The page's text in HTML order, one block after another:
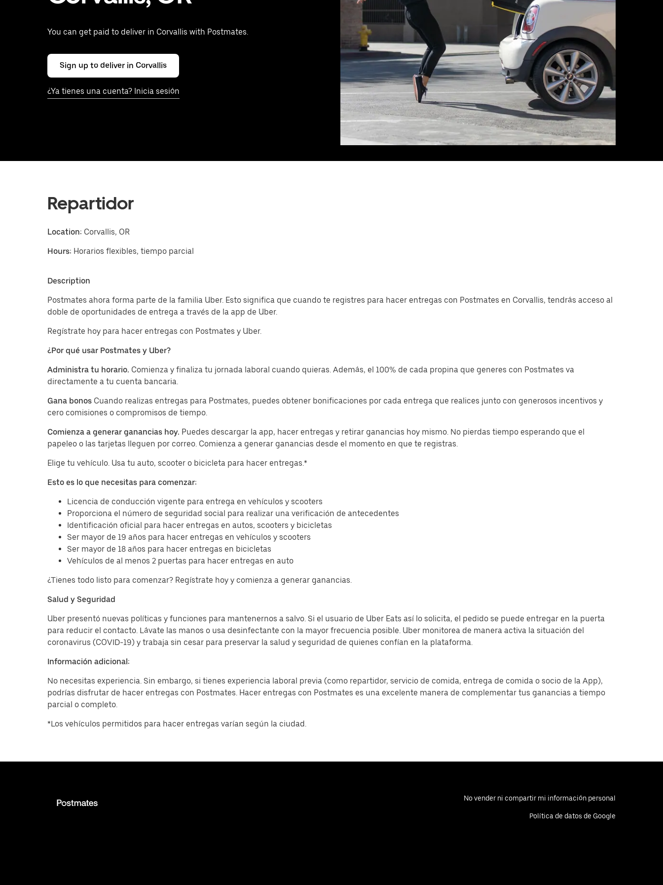
You can get paid to deliver in Corvallis with Postmates.
Sign up to deliver in Corvallis
¿Ya tienes una cuenta? Inicia sesión
Repartidor
Location: Corvallis, OR
Hours: Horarios flexibles, tiempo parcial
Description
Postmates ahora forma parte de la familia Uber. Esto significa que cuando te registres para hacer entregas con Postmates en Corvallis, tendrás acceso al
doble de oportunidades de entrega a través de la app de Uber.
Regístrate hoy para hacer entregas con Postmates y Uber.
¿Por qué usar Postmates y Uber?
Administra tu horario. Comienza y finaliza tu jornada laboral cuando quieras. Además, el 100% de cada propina que generes con Postmates va
directamente a tu cuenta bancaria.
Gana bonos Cuando realizas entregas para Postmates, puedes obtener bonificaciones por cada entrega que realices junto con generosos incentivos y
cero comisiones o compromisos de tiempo.
Comienza a generar ganancias hoy. Puedes descargar la app, hacer entregas y retirar ganancias hoy mismo. No pierdas tiempo esperando que el
papeleo o las tarjetas lleguen por correo. Comienza a generar ganancias desde el momento en que te registras.
Elige tu vehículo. Usa tu auto, scooter o bicicleta para hacer entregas.*
Esto es lo que necesitas para comenzar:
Licencia de conducción vigente para entrega en vehículos y scooters
Proporciona el número de seguridad social para realizar una verificación de antecedentes
Identificación oficial para hacer entregas en autos, scooters y bicicletas
Ser mayor de 19 años para hacer entregas en vehículos y scooters
Ser mayor de 18 años para hacer entregas en bicicletas
Vehículos de al menos 2 puertas para hacer entregas en auto
¿Tienes todo listo para comenzar? Regístrate hoy y comienza a generar ganancias.
Salud y Seguridad
Uber presentó nuevas políticas y funciones para mantenernos a salvo. Si el usuario de Uber Eats así lo solicita, el pedido se puede entregar en la puerta
para reducir el contacto. Lávate las manos o usa desinfectante con la mayor frecuencia posible. Uber monitorea de manera activa la situación del
coronavirus (COVID-19) y trabaja sin cesar para preservar la salud y seguridad de quienes confían en la plataforma.
Información adicional:
No necesitas experiencia. Sin embargo, si tienes experiencia laboral previa (como repartidor, servicio de comida, entrega de comida o socio de la App),
podrías disfrutar de hacer entregas con Postmates. Hacer entregas con Postmates es una excelente manera de complementar tus ganancias a tiempo
parcial o completo.
*Los vehículos permitidos para hacer entregas varían según la ciudad.
No vender ni compartir mi información personal
Política de datos de Google